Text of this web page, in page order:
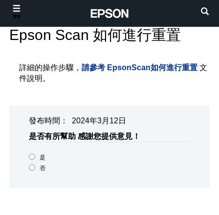
Epson Scan 如何進行重置
詳細的操作步驟， 請參考 EpsonScan如何進行重置 文
件說明。
發布時間： 2024年3月12日
是否有所幫助 感謝您提供意見！
是
否